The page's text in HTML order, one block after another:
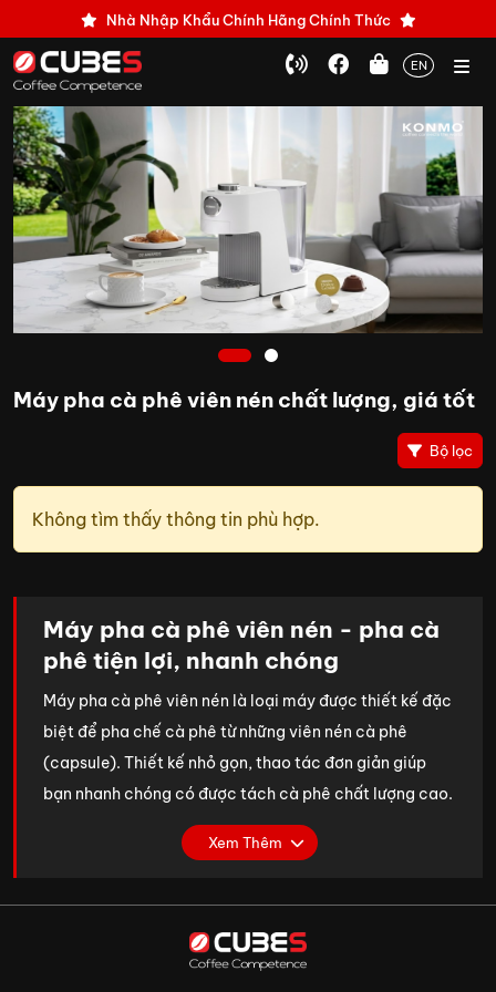
Nhà Nhập Khẩu Chính Hãng Chính Thức
EN
1 2
Máy pha cà phê viên nén chất lượng, giá tốt
Bộ lọc
Không tìm thấy thông tin phù hợp.
Máy pha cà phê viên nén - pha cà
phê tiện lợi, nhanh chóng
Máy pha cà phê viên nén là loại máy được thiết kế đặc
biệt để pha chế cà phê từ những viên nén cà phê
(capsule). Thiết kế nhỏ gọn, thao tác đơn giản giúp
bạn nhanh chóng có được tách cà phê chất lượng cao.
Do đó, đây là giải pháp tiện lợi cho các đối tượng như
cá nhân, gia đình, văn phòng nhỏ, môi trường có không
đồng đều nhờ vào công nghệ hiện đại của máy.
Xem Thêm